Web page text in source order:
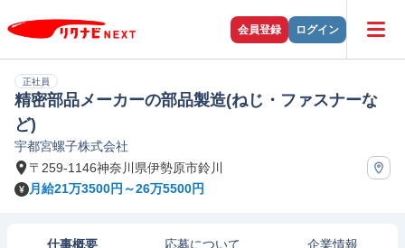
会員登録 ログイン
正社員
精密部品メーカーの部品製造(ねじ・ファスナーな
ど)
宇都宮螺子株式会社
〒259-1146神奈川県伊勢原市鈴川
月給21万3500円～26万5500円
仕事概要 応募について 企業情報